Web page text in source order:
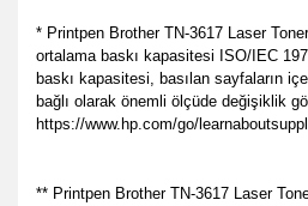
* Printpen Brother TN-3617 Laser
ortalama baskı kapasitesi ISO/IEC
baskı kapasitesi, basılan sayfaların
bağlı olarak önemli ölçüde değişiklik
https://www.hp.com/go/
** Printpen Brother TN-3617 Laser